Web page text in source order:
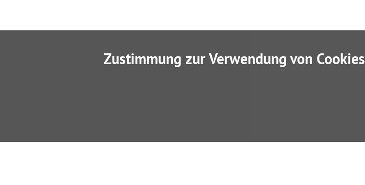
Zustimmung zur Verwendung von Cookies